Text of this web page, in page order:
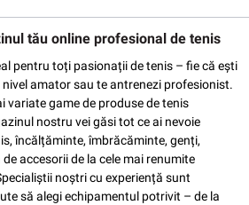
tău online profesional de tenis
pentru toți pasionații de tenis – fie că ești
nivel amator sau te antrenezi profesionist.
variate game de produse de tenis
nostru vei găsi tot ce ai nevoie
încălțăminte, îmbrăcăminte, genți,
accesorii de la cele mai renumite
noștri cu experiență sunt
să alegi echipamentul potrivit – de la